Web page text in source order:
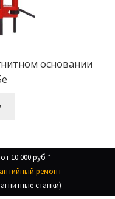
основании
10 000 руб *
ремонт
станки)